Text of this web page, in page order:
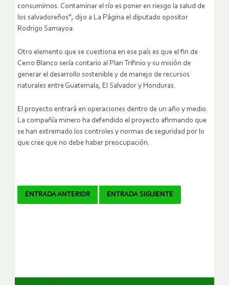
consumimos. Contaminar el río es poner en riesgo la salud de
los salvadoreños”, dijo a La Página el diputado opositor
Rodrigo Samayoa.
Otro elemento que se cuestiona en ese país es que el fin de
Cerro Blanco sería contario al Plan Trifinio y su misión de
generar el desarrollo sostenible y de manejo de recursos
naturales entre Guatemala, El Salvador y Honduras.
El proyecto entrará en operaciones dentro de un año y medio.
La compañía minero ha defendido el proyecto afirmando que
se han extremado los controles y normas de seguridad por lo
que cree que no debe haber preocupación.
Navegador
ENTRADA ANTERIOR ENTRADA SIGUIENTE